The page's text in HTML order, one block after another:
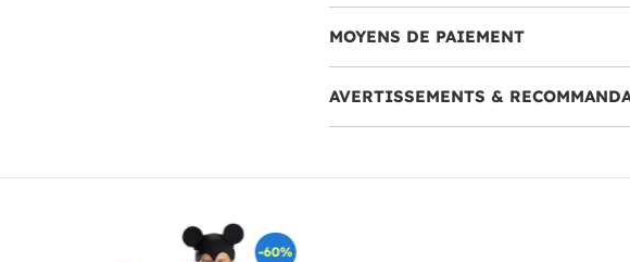
MOYENS DE PAIEMENT
AVERTISSEMENTS &
-60%